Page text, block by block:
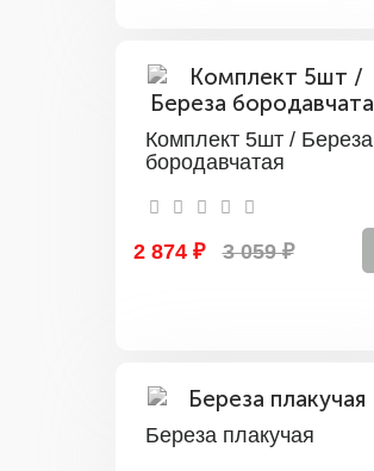
Комплект 5шт / Береза
бородавчатая
2 874 ₽ 3 059 ₽
Береза плакучая